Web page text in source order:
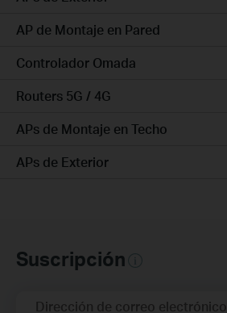
AP de Montaje en Pared
Controlador Omada
Routers 5G / 4G
APs de Montaje en Techo
APs de Exterior
Suscripción
Dirección de correo electrónico